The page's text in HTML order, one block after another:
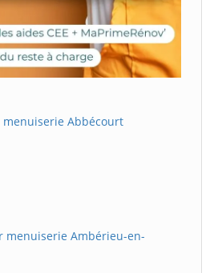
Abbécourt
menuiserie Ambérieu-en-